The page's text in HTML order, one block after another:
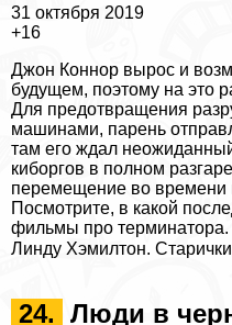
31 октября 2019
+16
Джон Коннор вырос и
будущем, поэтому на это
Для предотвращения
машинами, парень
там его ждал
киборгов в полном
перемещение во времени
Посмотрите, в какой
фильмы про терминатора
Линду Хэмилтон.
24. Люди в